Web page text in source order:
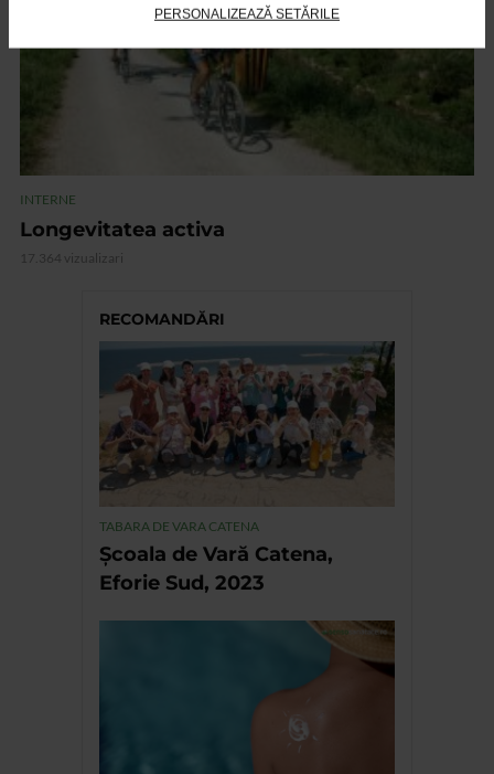
PERSONALIZEAZĂ SETĂRILE
INTERNE
Longevitatea activa
17.364 vizualizari
RECOMANDĂRI
TABARA DE VARA CATENA
Școala de Vară Catena,
Eforie Sud, 2023